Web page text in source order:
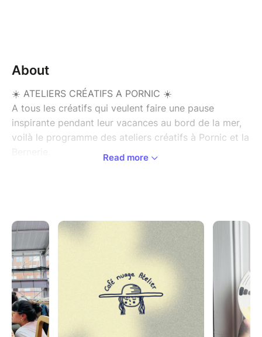
About
☀️ ATELIERS CRÉATIFS A PORNIC ☀️
A tous les créatifs qui veulent faire une pause
inspirante pendant leur vacances au bord de la mer,
voilà le programme des ateliers créatifs à Pornic et la
Les ateliers à pornic auront lieu en extérieur à l’ombre
dans le jardin ou sur la terrasse du 14 avenue Pacaud
à Pornic
Les 2 ateliers a la Bernerie ont lieu dans le jardin du
Domaine de la Gressiere sous une tente nomade
Read more